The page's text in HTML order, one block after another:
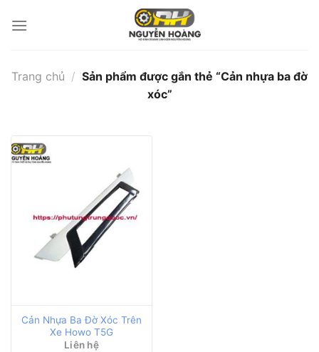
qua
Trang chủ / Sản phẩm được gắn thẻ “Cản nhựa ba đờ
xóc”
Cản Nhựa Ba Đờ Xóc Trên
Xe Howo T5G
Liên hệ